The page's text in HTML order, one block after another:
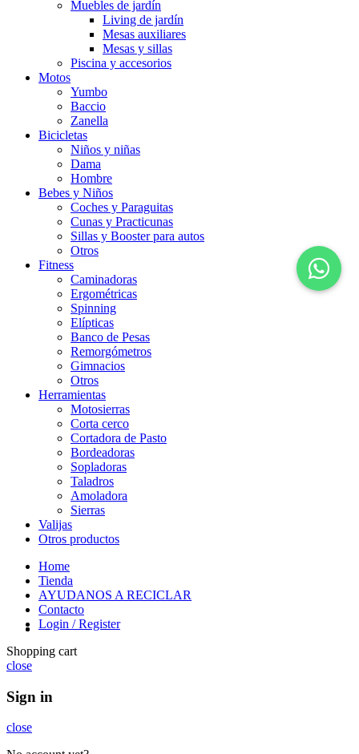
Muebles de jardín
Living de jardín
Mesas auxiliares
Mesas y sillas
Piscina y accesorios
Motos
Yumbo
Baccio
Zanella
Bicicletas
Niños y niñas
Dama
Hombre
Bebes y Niños
Coches y Paraguitas
Cunas y Practicunas
Sillas y Booster para autos
Otros
Fitness
Caminadoras
Ergométricas
Spinning
Elípticas
Banco de Pesas
Remorgómetros
Gimnacios
Otros
Herramientas
Motosierras
Corta cerco
Cortadora de Pasto
Bordeadoras
Sopladoras
Taladros
Amoladora
Sierras
Valijas
Otros productos
Home
Tienda
AYUDANOS A RECICLAR
Contacto
Login / Register
Shopping cart
close
Sign in
close